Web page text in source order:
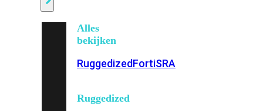
Alles
bekijken
RuggedizedFortiSRA
Ruggedized